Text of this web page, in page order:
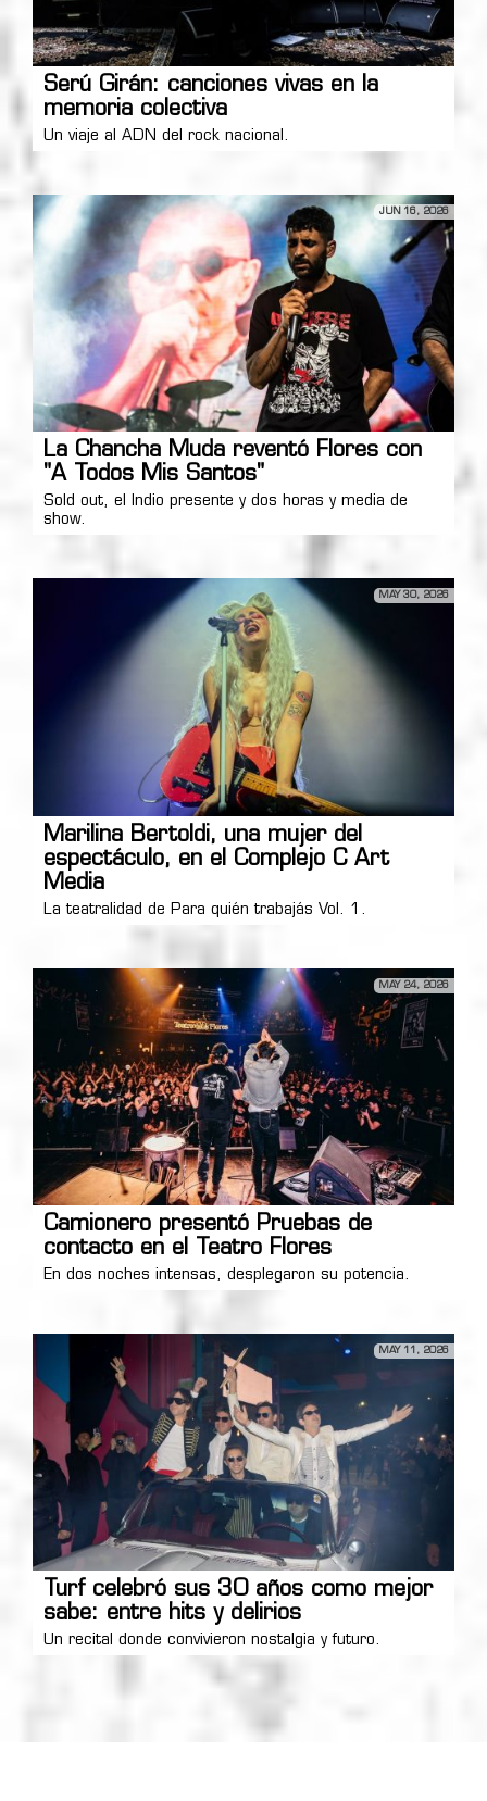
Serú Girán: canciones vivas en la
memoria colectiva
Un viaje al ADN del rock nacional.
JUN 16, 2026
La Chancha Muda reventó Flores con
"A Todos Mis Santos"
Sold out, el Indio presente y dos horas y media de
show.
MAY 30, 2026
Marilina Bertoldi, una mujer del
espectáculo, en el Complejo C Art
Media
La teatralidad de Para quién trabajás Vol. 1.
MAY 24, 2026
Camionero presentó Pruebas de
contacto en el Teatro Flores
En dos noches intensas, desplegaron su potencia.
MAY 11, 2026
Turf celebró sus 30 años como mejor
sabe: entre hits y delirios
Un recital donde convivieron nostalgia y futuro.